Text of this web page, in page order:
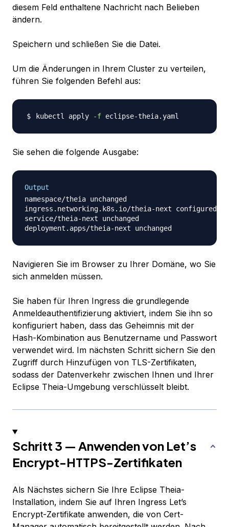
diesem Feld enthaltene Nachricht nach Belieben
ändern.
Speichern und schließen Sie die Datei.
Um die Änderungen in Ihrem Cluster zu verteilen,
führen Sie folgenden Befehl aus:
kubectl apply -f
Sie sehen die folgende Ausgabe:
Output
namespace/theia unchanged
ingress.networking.k8s.io/theia-next configured
service/theia-next unchanged
Navigieren Sie im Browser zu Ihrer Domäne, wo Sie
sich anmelden müssen.
Sie haben für Ihren Ingress die grundlegende
Anmeldeauthentifizierung aktiviert, indem Sie ihn so
konfiguriert haben, dass das Geheimnis mit der
Hash-Kombination aus Benutzername und Passwort
verwendet wird. Im nächsten Schritt sichern Sie den
Zugriff durch Hinzufügen von TLS-Zertifikaten,
sodass der Datenverkehr zwischen Ihnen und Ihrer
Eclipse Theia-Umgebung verschlüsselt bleibt.
Schritt 3 — Anwenden von Let’s
Encrypt-HTTPS-Zertifikaten
Als Nächstes sichern Sie Ihre Eclipse Theia-
Installation, indem Sie auf Ihren Ingress Let’s
Encrypt-Zertifikate anwenden, die von Cert-